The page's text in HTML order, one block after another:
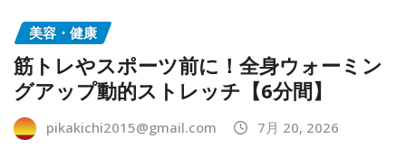
美容・健康
筋トレやスポーツ前に！全身ウォーミン
グアップ動的ストレッチ【6分間】
pikakichi2015@gmail.com 7月 20, 2026